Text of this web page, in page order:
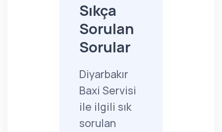
Sıkça
Sorulan
Sorular
Diyarbakır
Baxi Servisi
ile ilgili sık
sorulan